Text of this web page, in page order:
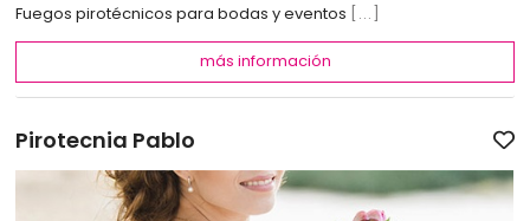
Fuegos pirotécnicos para bodas y eventos [...]
más información
Pirotecnia Pablo